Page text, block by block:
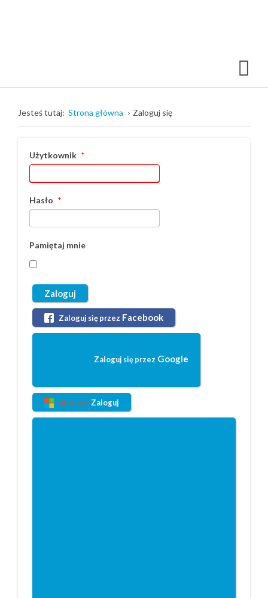
Jesteś tutaj: Strona główna Zaloguj się
Użytkownik *
Hasło *
Pamiętaj mnie
Zaloguj
Zaloguj się przez Facebook
Zaloguj się przez Google
Zaloguj